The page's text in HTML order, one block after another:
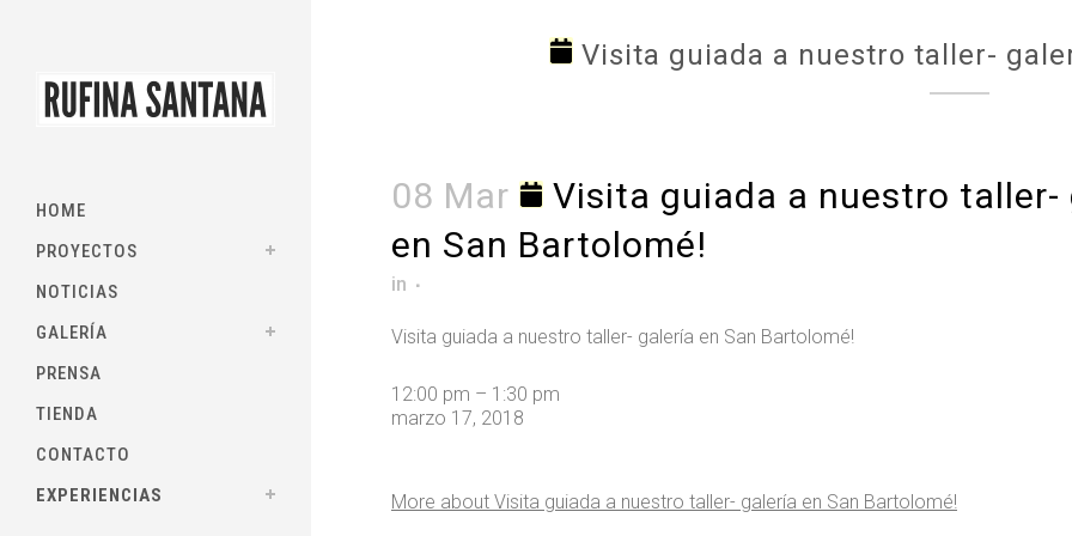
HOME
PROYECTOS
NOTICIAS
GALERÍA
PRENSA
TIENDA
CONTACTO
EXPERIENCIAS
Visita guiada a nuestro taller-
08 Mar
Visita guiada a nuestro taller-
en San Bartolomé!
in
Visita guiada a nuestro taller- galería en San Bartolomé!
12:00 pm – 1:30 pm
marzo 17, 2018
More about Visita guiada a nuestro taller- galería en San Bartolomé!